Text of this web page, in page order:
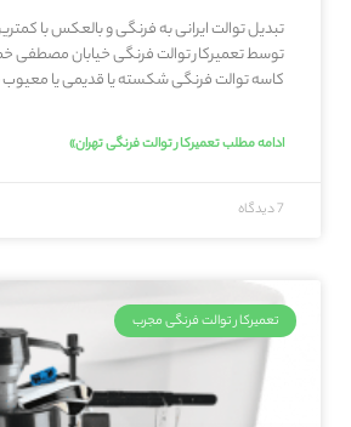
تبدیل توالت ایرانی به فرنگی و بالعکس با
توسط تعمیرکار توالت فرنگی خیابان
کاسه توالت فرنگی شکسته یا قدیمی یا معیوب
ادامه مطلب تعمیرکار توالت فرنگی تهران»
7 دیدگاه
تعمیرکار توالت فرنگی مجرب